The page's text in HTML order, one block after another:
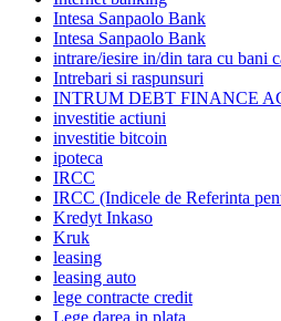
Intesa Sanpaolo Bank
Intesa Sanpaolo Bank
intrare/iesire in/din tara cu bani
Intrebari si raspunsuri
INTRUM DEBT FINANCE
investitie actiuni
investitie bitcoin
ipoteca
IRCC
IRCC (Indicele de Referinta
Kredyt Inkaso
Kruk
leasing
leasing auto
lege contracte credit